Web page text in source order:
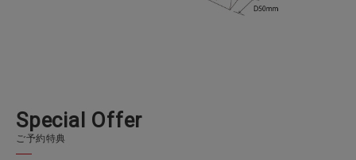
Specia Offer
ご予約特典